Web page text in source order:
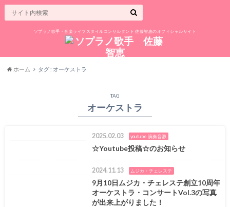
ソプラノ歌手・音楽ライフスタイルコンサルタント 佐藤智恵のオフィシャルサイト
ホーム タグ : オーケストラ
TAG
オーケストラ
2025.02.03 youtube 演奏音源
☆Youtube投稿☆のお知らせ
2024.11.13 ムジカ・チェレステ
9月10日ムジカ・チェレステ創立10周年
オーケストラ・コンサートVol.3の写真
が出来上がりました！